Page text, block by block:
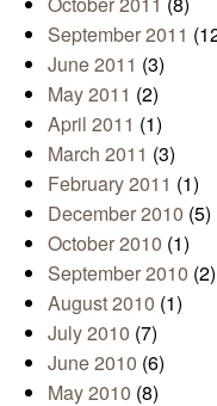
September 2011
June 2011 (3)
May 2011 (2)
April 2011 (1)
March 2011 (3)
February 2011 (1)
December 2010 (5)
October 2010 (1)
September 2010 (2)
August 2010 (1)
July 2010 (7)
June 2010 (6)
May 2010 (8)